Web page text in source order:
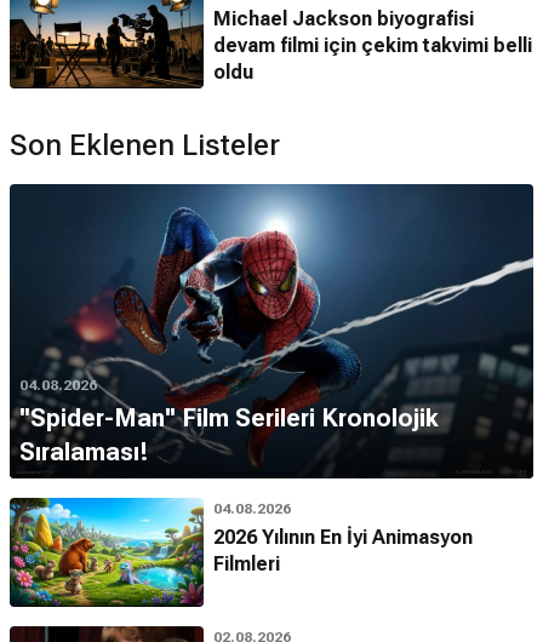
Michael Jackson biyografisi
devam filmi için çekim takvimi belli
oldu
Son Eklenen Listeler
04.08.2026
''Spider-Man'' Film Serileri Kronolojik
Sıralaması!
04.08.2026
2026 Yılının En İyi Animasyon
Filmleri
02.08.2026